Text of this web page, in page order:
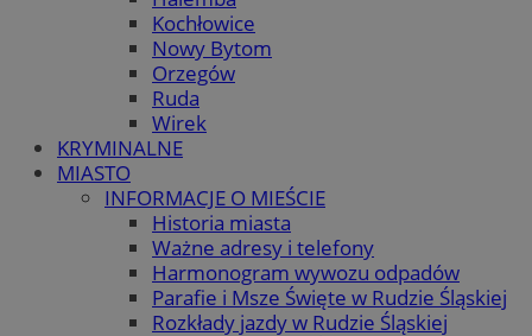
Kochłowice
Nowy Bytom
Orzegów
Ruda
Wirek
KRYMINALNE
MIASTO
INFORMACJE O MIEŚCIE
Historia miasta
Ważne adresy i telefony
Harmonogram wywozu odpadów
Parafie i Msze Święte w Rudzie Śląskiej
Rozkłady jazdy w Rudzie Śląskiej